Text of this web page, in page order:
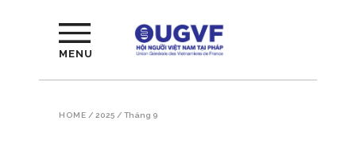
MENU
HOME / 2025 / Tháng 9